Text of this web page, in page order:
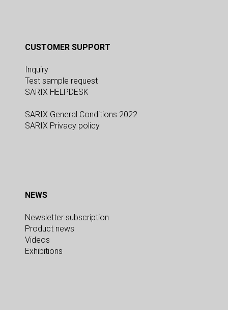
CUSTOMER SUPPORT
Inquiry
Test sample request
SARIX HELPDESK
SARIX General Conditions 2022
SARIX Privacy policy
NEWS
Newsletter subscription
Product news
Videos
Exhibitions